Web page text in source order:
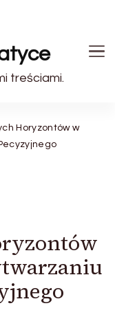
treściami.
Horyzontów w